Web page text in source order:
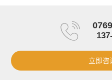
立即咨